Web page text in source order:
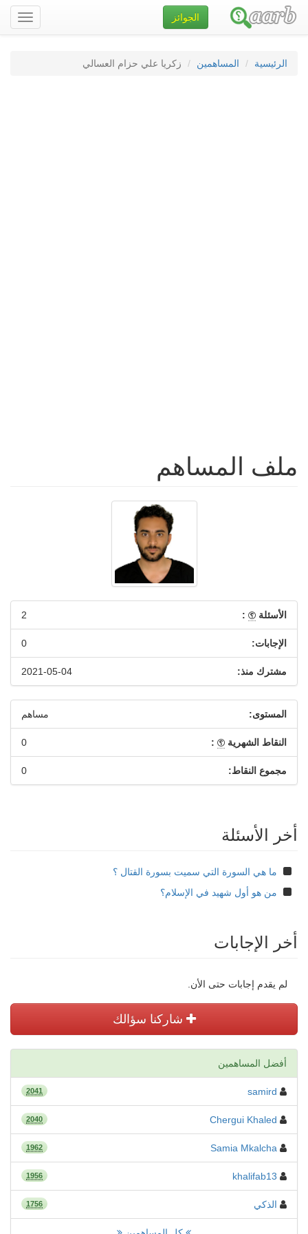
تصفح
الموقع
الجوائز
الرئيسية المساهمين زكريا علي حزام العسالي
ملف المساهم
الأسئلة :
2
الإجابات: 0
مشترك منذ: 2021-05-04
المستوى: مساهم
النقاط الشهرية :
0
مجموع النقاط: 0
أخر الأسئلة
ما هي السورة التي سميت بسورة القتال ؟
من هو أول شهيد في الإسلام؟
أخر الإجابات
لم يقدم إجابات حتى الأن.
شاركنا سؤالك
أفضل المساهمين
samird
2041
Chergui Khaled
2040
Samia Mkalcha
1962
khalifab13
1956
الذكي 1756